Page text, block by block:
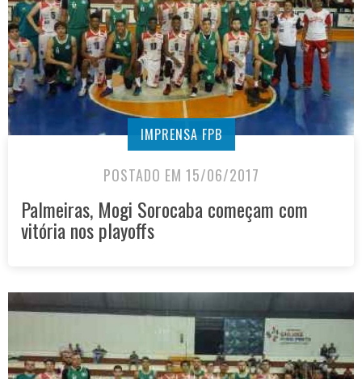
IMPRENSA FPB
POSTADO EM 15/06/2017
Palmeiras, Mogi Sorocaba começam com
vitória nos playoffs